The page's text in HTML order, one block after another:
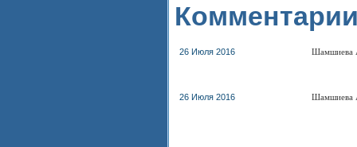
26 Июля 2016 Шамшиева
26 Июля 2016 Шамшиева